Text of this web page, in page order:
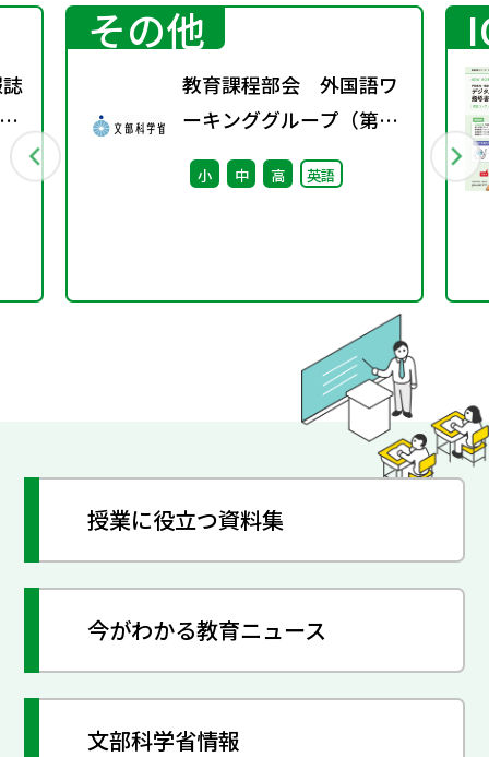
その他
教育課程部会 外国語ワ
ーキンググループ（第2
回） 配付資料
小 中 高 英語
授業に役立つ資料集
今がわかる教育ニュース
文部科学省情報